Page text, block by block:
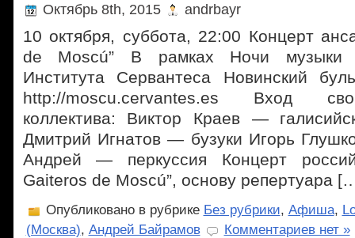
Октябрь 8th, 2015 andrbayr
10 октября, суббота, 22:00 Концерт
de Moscú” В рамках Ночи музыки
Института Сервантеса Новинский
http://moscu.cervantes.es Вход
коллектива: Виктор Краев —
Дмитрий Игнатов — бузуки Игорь
Андрей — перкуссия Концерт
Gaiteros de Moscú”, основу репертуара
Опубликовано в рубрике Без рубрики, Афиша,
(Москва), Андрей Байрамов Комментариев нет »